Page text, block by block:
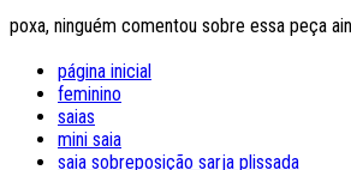
poxa, ninguém comentou sobre essa peça
página inicial
feminino
saias
mini saia
saia sobreposição sarja plissada